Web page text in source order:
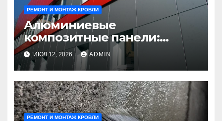
РЕМОНТ И МОНТАЖ КРОВЛИ
Алюминиевые
композитные панели:
универсальное решение
для современного
строительства и дизайна
ИЮЛ 12, 2026 ADMIN
РЕМОНТ И МОНТАЖ КРОВЛИ